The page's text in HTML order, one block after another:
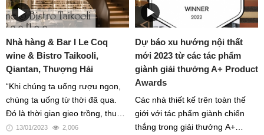
nhất.
Nhà hàng & Bar I Le Coq
wine & Bistro Taikooli,
Qiantan, Thượng Hải
“Khi chúng ta uống rượu ngon,
chúng ta uống từ thời đã qua.
Đó là thời gian gieo trồng, thu
hoạch và lên men.” RooMoo
13/01/2023 2,006
Dự báo xu hướng nội thất
mới 2023 từ các tác phẩm
giành giải thưởng A+ Product
Awards
Các nhà thiết kế trên toàn thế
giới với tác phẩm giành chiến
thắng trong giải thưởng A+